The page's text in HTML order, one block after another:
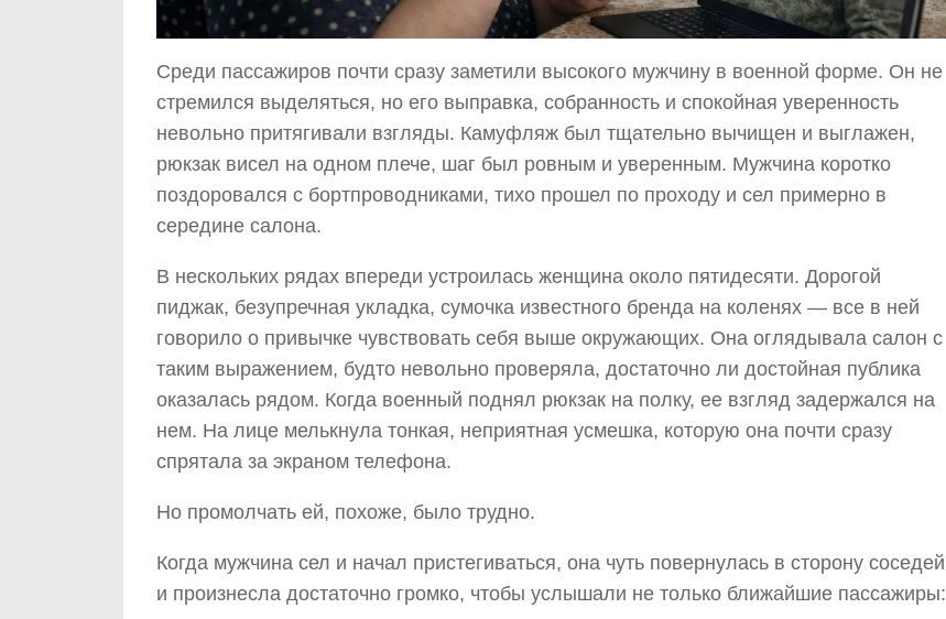
Среди пассажиров почти сразу заметили высокого мужчину в военной форме. Он не
стремился выделяться, но его выправка, собранность и спокойная уверенность
невольно притягивали взгляды. Камуфляж был тщательно вычищен и выглажен,
рюкзак висел на одном плече, шаг был ровным и уверенным. Мужчина коротко
поздоровался с бортпроводниками, тихо прошел по проходу и сел примерно в
середине салона.
В нескольких рядах впереди устроилась женщина около пятидесяти. Дорогой
пиджак, безупречная укладка, сумочка известного бренда на коленях — все в ней
говорило о привычке чувствовать себя выше окружающих. Она оглядывала салон с
таким выражением, будто невольно проверяла, достаточно ли достойная публика
оказалась рядом. Когда военный поднял рюкзак на полку, ее взгляд задержался на
нем. На лице мелькнула тонкая, неприятная усмешка, которую она почти сразу
спрятала за экраном телефона.
Но промолчать ей, похоже, было трудно.
Когда мужчина сел и начал пристегиваться, она чуть повернулась в сторону соседей
и произнесла достаточно громко, чтобы услышали не только ближайшие пассажиры: